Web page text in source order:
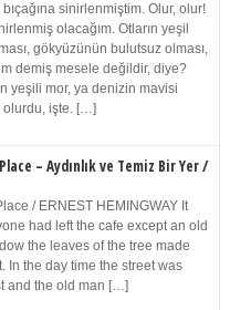
bıçağına sinirlenmiştim. Olur, olur!
olacağım. Otların yeşil
gökyüzünün bulutsuz olması,
demiş mesele değildir, diye?
yeşili mor, ya denizin mavisi
olurdu, işte. […]
– Aydınlık ve Temiz Bir Yer /
/ ERNEST HEMINGWAY It
had left the cafe except an old
the leaves of the tree made
In the day time the street was
and the old man […]